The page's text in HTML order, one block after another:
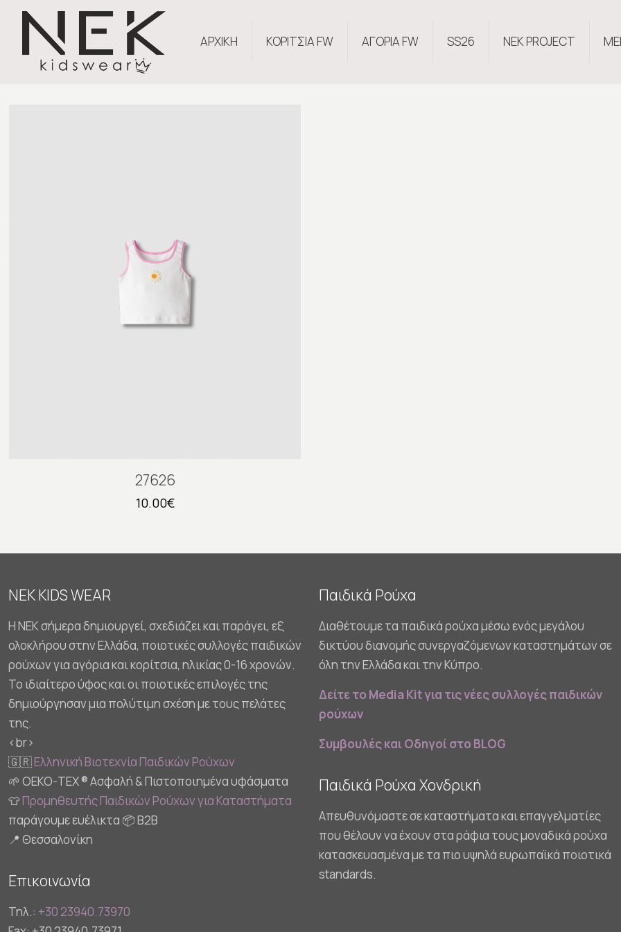
ΑΡΧΙΚΗ ΚΟΡΙΤΣΙΑ FW ΑΓΟΡΙΑ FW SS26 NEK PROJECT
27626
10.00€
NEK KIDS WEAR
Η NEK σήμερα δημιουργεί, σχεδιάζει και παράγει, εξ
ολοκλήρου στην Ελλάδα, ποιοτικές συλλογές παιδικών
ρούχων για αγόρια και κορίτσια, ηλικίας 0-16 χρονών.
Το ιδιαίτερο ύφος και οι ποιοτικές επιλογές της
δημιούργησαν μια πολύτιμη σχέση με τους πελάτες
της.
<br>
🇬🇷Ελληνική Βιοτεχνία Παιδικών Ρούχων
🌱 OEKO-TEX ® Ασφαλή & Πιστοποιημένα υφάσματα
👕Προμηθευτής Παιδικών Ρούχων για Καταστήματα
παράγουμε ευέλικτα 📦 B2B
📍 Θεσσαλονίκη
Επικοινωνία
Τηλ.: +30 23940.73970
Παιδικά Ρούχα
Διαθέτουμε τα παιδικά ρούχα μέσω ενός μεγάλου
δικτύου διανομής συνεργαζόμενων καταστημάτων σε
όλη την Ελλάδα και την Κύπρο.
Δείτε το Media Kit για τις νέες συλλογές παιδικών
ρούχων
Συμβουλές και Οδηγοί στο BLOG
Παιδικά Ρούχα Χονδρική
Απευθυνόμαστε σε καταστήματα και επαγγελματίες
που θέλουν να έχουν στα ράφια τους μοναδικά ρούχα
κατασκευασμένα με τα πιο υψηλά ευρωπαϊκά ποιοτικά
standards.